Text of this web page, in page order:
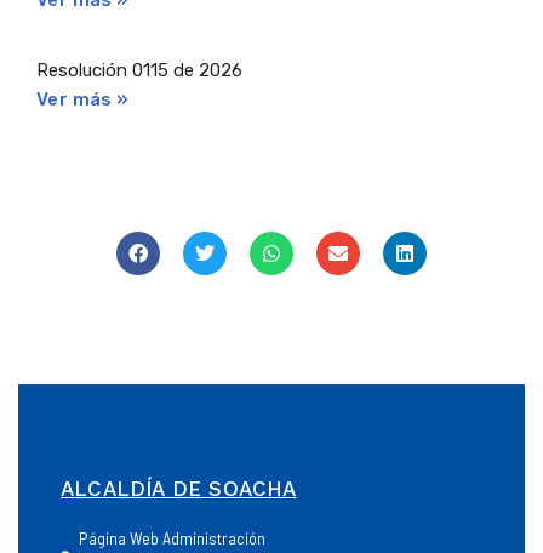
Resolución 0115 de 2026
Ver más »
ALCALDÍA DE SOACHA
Página Web Administración